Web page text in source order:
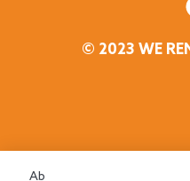
Ab
© 2023 WE